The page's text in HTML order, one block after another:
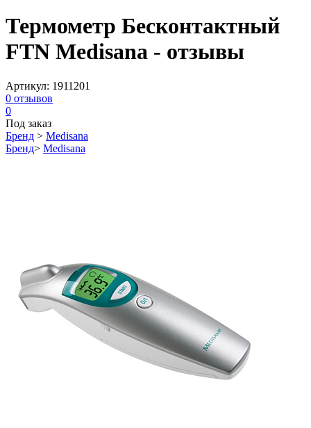
Термометр Бесконтактный
FTN Medisana - отзывы
Артикул: 1911201
0 отзывов
0
Под заказ
Бренд > Medisana
Бренд> Medisana